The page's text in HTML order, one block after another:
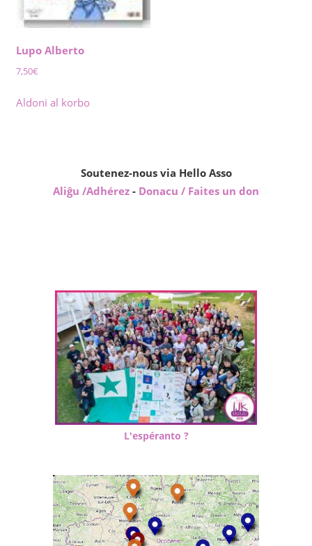
Lupo Alberto
7,50€
Aldoni al korbo
Soutenez-nous via Hello Asso
Aliĝu /Adhérez - Donacu / Faites un don
L'espéranto ?